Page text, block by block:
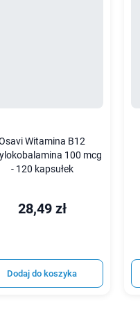
Witamina B12
100 mcg
- 120 kapsułek
28,49 zł
Dodaj do koszyka